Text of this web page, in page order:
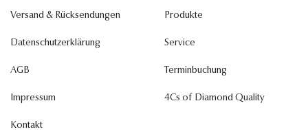
Versand & Rücksendungen
Datenschutzerklärung
AGB
Impressum
Kontakt
Produkte
Service
Terminbuchung
4Cs of Diamond Quality